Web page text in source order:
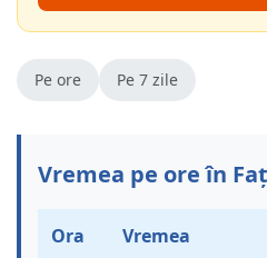
Pe ore Pe 7 zile
Vremea pe ore în
Ora Vremea